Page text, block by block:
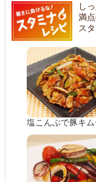
し
満
ス
塩こんぶで豚キム